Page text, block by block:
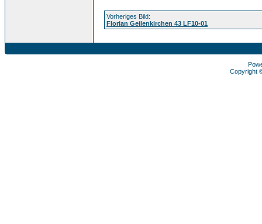
Vorheriges Bild:
Florian Geilenkirchen 43 LF10-01
Copyright